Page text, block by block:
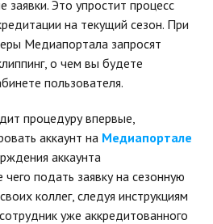
заявки. Это упростит процесс
на текущий сезон. При
Медиапортала запросят
о чем вы будете
пользователя.
процедуру впервые,
аккаунт на Медиапортале
аккаунта
подать заявку на сезонную
коллег, следуя инструкциям
уже аккредитованного